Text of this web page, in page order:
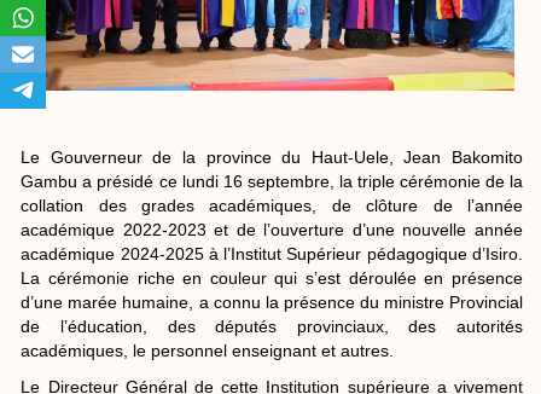
Le Gouverneur de la province du Haut-Uele, Jean Bakomito
Gambu a présidé ce lundi 16 septembre, la triple cérémonie de la
collation des grades académiques, de clôture de l’année
académique 2022-2023 et de l’ouverture d’une nouvelle année
académique 2024-2025 à l’Institut Supérieur pédagogique d’Isiro.
La cérémonie riche en couleur qui s’est déroulée en présence
d’une marée humaine, a connu la présence du ministre Provincial
de l’éducation, des députés provinciaux, des autorités
académiques, le personnel enseignant et autres.
Le Directeur Général de cette Institution supérieure a vivement